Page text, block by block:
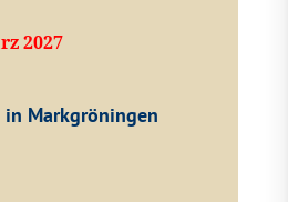
2027
Markgröningen